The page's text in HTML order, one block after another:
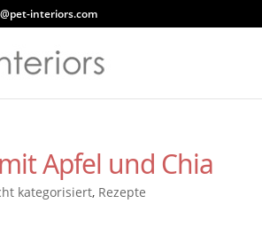
interiors.com
Apfel und Chia
kategorisiert, Rezepte